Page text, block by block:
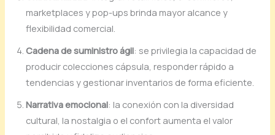
marketplaces y pop-ups brinda mayor alcance y
flexibilidad comercial.
Cadena de suministro ágil: se privilegia la capacidad de
producir colecciones cápsula, responder rápido a
tendencias y gestionar inventarios de forma eficiente.
Narrativa emocional: la conexión con la diversidad
cultural, la nostalgia o el confort aumenta el valor